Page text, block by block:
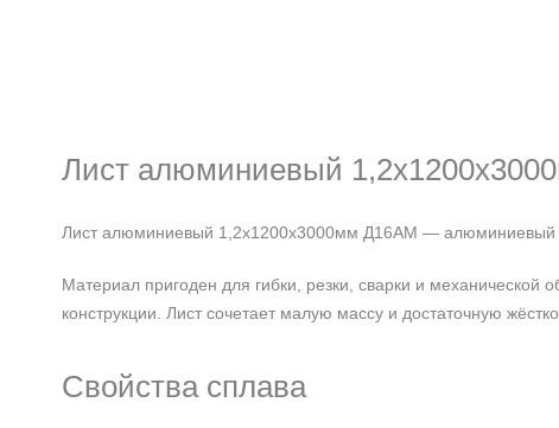
Лист алюминиевый
Лист алюминиевый 1,2х1200х3000мм Д16АМ — алюминиевый
Материал пригоден для гибки, резки, сварки и
конструкции. Лист сочетает малую массу и достаточную
Свойства сплава